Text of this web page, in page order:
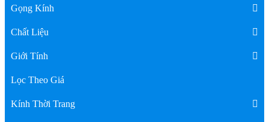
Gọng Kính
Chất Liệu
Giới Tính
Lọc Theo Giá
Kính Thời Trang